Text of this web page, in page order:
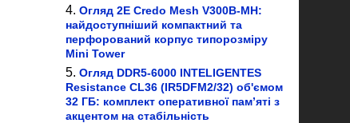
Огляд 2E Credo Mesh V300B-MH:
найдоступніший компактний та
перфорований корпус типорозміру
Mini Tower
Огляд DDR5-6000 INTELIGENTES
Resistance CL36 (IR5DFM2/32) об'ємом
32 ГБ: комплект оперативної пам’яті з
акцентом на стабільність